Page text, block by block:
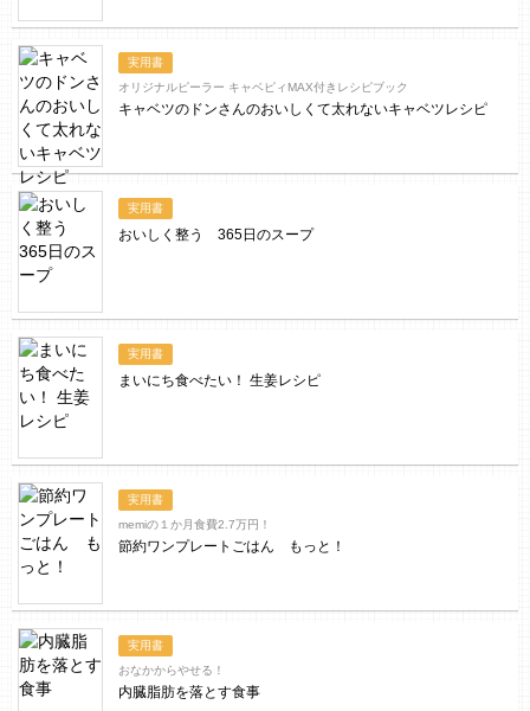
実用書
オリジナルピーラー キャベピィMAX付きレシピブック
キャベツのドンさんのおいしくて太れないキャベツレシピ
実用書
おいしく整う 365日のスープ
実用書
まいにち食べたい！ 生姜レシピ
実用書
memiの１か月食費2.7万円！
節約ワンプレートごはん もっと！
実用書
おなかからやせる！
内臓脂肪を落とす食事